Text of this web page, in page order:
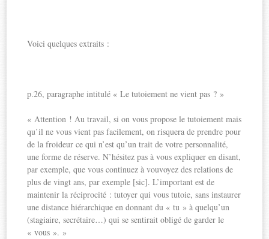
Voici quelques extraits :
p.26, paragraphe intitulé « Le tutoiement ne vient pas ? »
« Attention ! Au travail, si on vous propose le tutoiement mais
qu’il ne vous vient pas facilement, on risquera de prendre pour
de la froideur ce qui n’est qu’un trait de votre personnalité,
une forme de réserve. N’hésitez pas à vous expliquer en disant,
par exemple, que vous continuez à vouvoyez des relations de
plus de vingt ans, par exemple [sic]. L’important est de
maintenir la réciprocité : tutoyer qui vous tutoie, sans instaurer
une distance hiérarchique en donnant du « tu » à quelqu’un
(stagiaire, secrétaire…) qui se sentirait obligé de garder le
« vous ». »